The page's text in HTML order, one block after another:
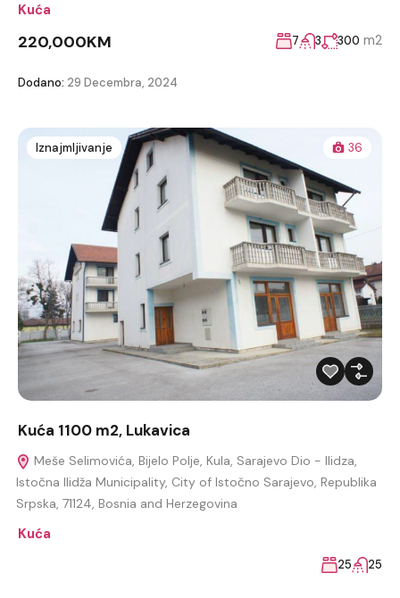
Kuća
220,000KM 7 3 300 m2
Dodano: 29 Decembra, 2024
Iznajmljivanje 36
Kuća 1100 m2, Lukavica
Meše Selimovića, Bijelo Polje, Kula, Sarajevo Dio - Ilidza,
Istočna Ilidža Municipality, City of Istočno Sarajevo, Republika
Srpska, 71124, Bosnia and Herzegovina
Kuća
25 25